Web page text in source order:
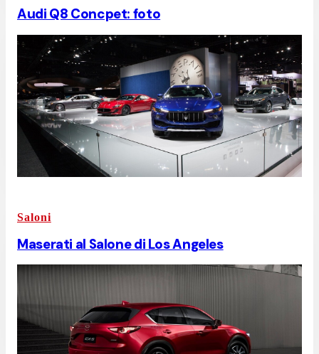
Audi Q8 Concpet: foto
Saloni
Maserati al Salone di Los Angeles